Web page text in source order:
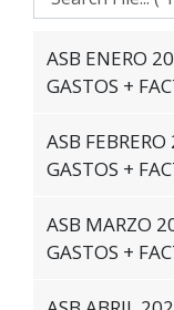
ASB ENERO
GASTOS +
ASB
GASTOS +
ASB MARZO
GASTOS +